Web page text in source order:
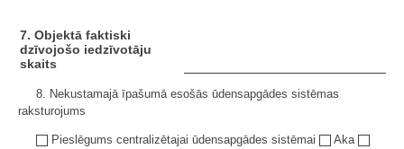
7. Objektā faktiski
dzīvojošo iedzīvotāju
skaits
8. Nekustamajā īpašumā esošās ūdensapgādes sistēmas
raksturojums
Pieslēgums centralizētajai ūdensapgādes sistēmai
Aka